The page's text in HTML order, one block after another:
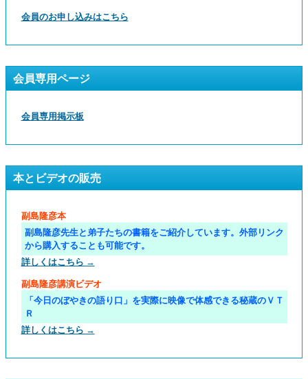
会員のお申し込みはこちら
会員専用ページ
会員専用掲示板
本とビデオの販売
副島隆彦本
副島隆彦先生と弟子たちの書籍をご紹介しています。外部リンク
から購入することも可能です。
詳しくはこちら →
副島隆彦講演ビデオ
「今日のぼやきの語り口」を実際に映像で体感できる秘蔵のＶＴ
Ｒ
詳しくはこちら →